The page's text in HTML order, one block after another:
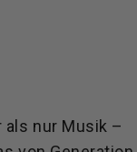
nur Musik –